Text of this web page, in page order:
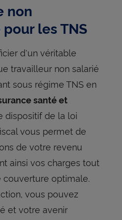
non
les TNS
d'un véritable
travailleur non salarié
sous régime TNS en
santé et
dispositif de la loi
vous permet de
de votre revenu
ainsi vos charges tout
optimale.
vous pouvez
et votre avenir